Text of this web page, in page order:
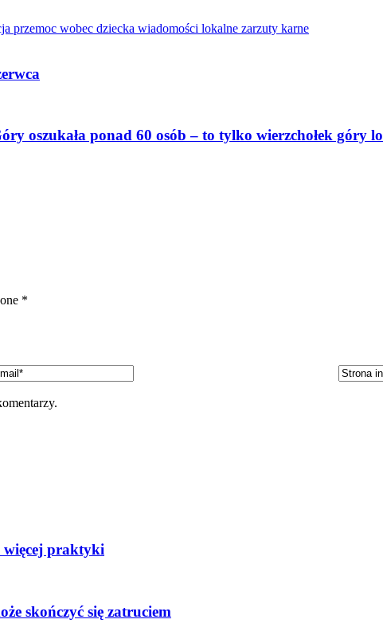
przemoc wobec dziecka wiadomości lokalne zarzuty karne
oszukała ponad 60 osób – to tylko wierzchołek góry
*
więcej praktyki
skończyć się zatruciem